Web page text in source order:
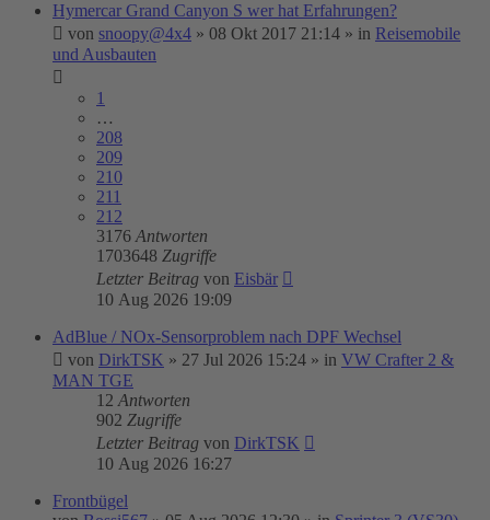
Hymercar Grand Canyon S wer hat Erfahrungen?
von snoopy@4x4 » 08 Okt 2017 21:14 » in Reisemobile
und Ausbauten
1
…
208
209
210
211
212
3176 Antworten
1703648 Zugriffe
Letzter Beitrag von Eisbär
10 Aug 2026 19:09
AdBlue / NOx-Sensorproblem nach DPF Wechsel
von DirkTSK » 27 Jul 2026 15:24 » in VW Crafter 2 &
MAN TGE
12 Antworten
902 Zugriffe
Letzter Beitrag von DirkTSK
10 Aug 2026 16:27
Frontbügel